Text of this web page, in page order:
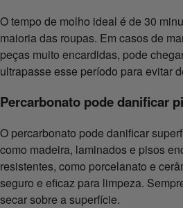
O tempo de molho ideal é de 30
maioria das roupas. Em casos de
peças muito encardidas, pode
ultrapasse esse período para evitar
Percarbonato pode danificar
O percarbonato pode danificar
como madeira, laminados e pisos
resistentes, como porcelanato e
seguro e eficaz para limpeza.
secar sobre a superfície.